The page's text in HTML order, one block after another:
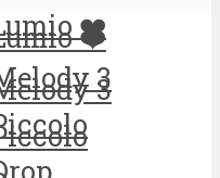
❤️
3
❤️
3